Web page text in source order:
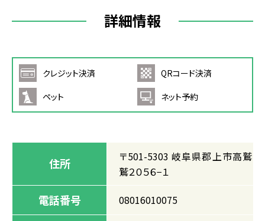
詳細情報
クレジット決済
QRコード決済
ペット
ネット予約
住所
〒501-5303 岐阜県郡上市高鷲町
鷲２０５６−１
電話番号 08016010075